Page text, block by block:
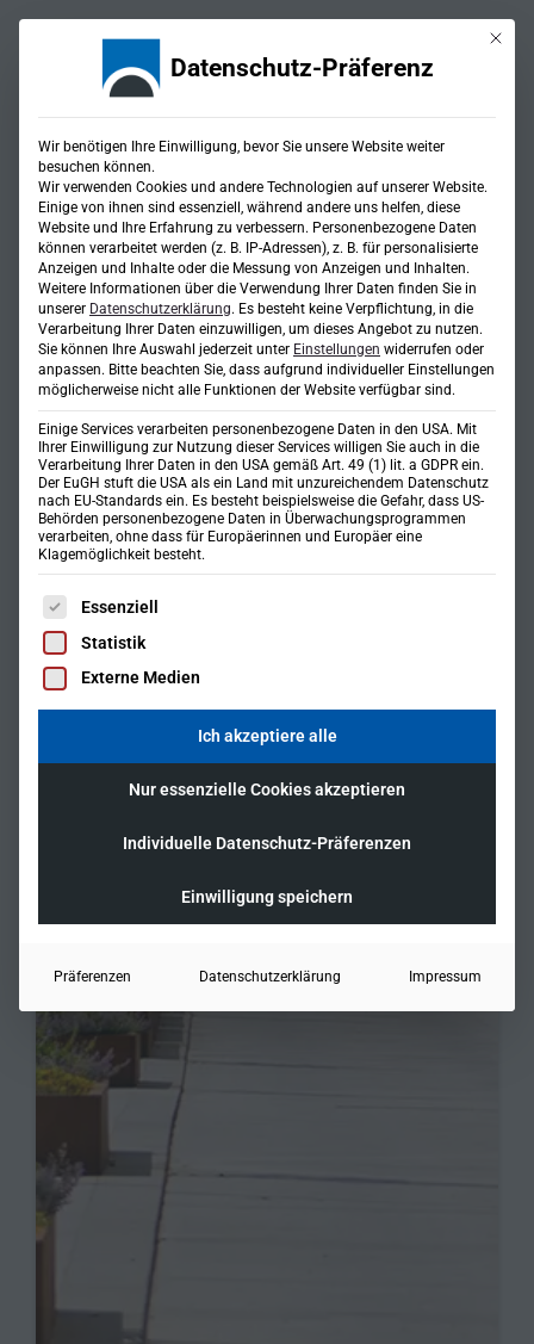
Freianlagenplanung (LPH
1-9)
Mit
Datenschutz-Präferenz
Wir benötigen Ihre Einwilligung, bevor Sie unsere Website weiter
besuchen können.
Wir verwenden Cookies und andere Technologien auf unserer Website.
Einige von ihnen sind essenziell, während andere uns helfen, diese
Website und Ihre Erfahrung zu verbessern. Personenbezogene Daten
können verarbeitet werden (z. B. IP-Adressen), z. B. für personalisierte
Anzeigen und Inhalte oder die Messung von Anzeigen und Inhalten.
Weitere Informationen über die Verwendung Ihrer Daten finden Sie in
unserer Datenschutzerklärung. Es besteht keine Verpflichtung, in die
Verarbeitung Ihrer Daten einzuwilligen, um dieses Angebot zu nutzen.
Sie können Ihre Auswahl jederzeit unter Einstellungen widerrufen oder
anpassen. Bitte beachten Sie, dass aufgrund individueller Einstellungen
möglicherweise nicht alle Funktionen der Website verfügbar sind.
Einige Services verarbeiten personenbezogene Daten in den USA. Mit
Ihrer Einwilligung zur Nutzung dieser Services willigen Sie auch in die
Verarbeitung Ihrer Daten in den USA gemäß Art. 49 (1) lit. a GDPR ein.
Der EuGH stuft die USA als ein Land mit unzureichendem Datenschutz
nach EU-Standards ein. Es besteht beispielsweise die Gefahr, dass US-
Behörden personenbezogene Daten in Überwachungsprogrammen
verarbeiten, ohne dass für Europäerinnen und Europäer eine
Klagemöglichkeit besteht.
Es folgt eine Liste der Service-Gruppen, für die eine
Essenziell
Statistik
Externe Medien
Ich akzeptiere alle
Nur essenzielle Cookies akzeptieren
Individuelle Datenschutz-Präferenzen
Einwilligung speichern
Präferenzen Datenschutzerklärung Impressum